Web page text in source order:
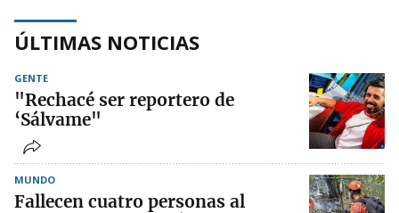
ÚLTIMAS NOTICIAS
GENTE
"Rechacé ser reportero de
‘Sálvame"
MUNDO
Fallecen cuatro personas al